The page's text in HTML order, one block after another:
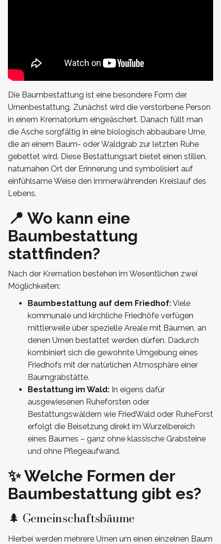
Die Baumbestattung ist eine besondere Form der
Urnenbestattung. Zunächst wird die verstorbene Person
in einem Krematorium eingeäschert. Danach füllt man
die Asche sorgfältig in eine biologisch abbaubare Urne,
die an einem Baum- oder Waldgrab zur letzten Ruhe
gebettet wird. Diese Bestattungsart bietet einen stillen,
naturnahen Ort der Erinnerung und symbolisiert auf
einfühlsame Weise den immerwährenden Kreislauf des
Lebens.
📍 Wo kann eine
Baumbestattung
stattfinden?
Nach der Kremation bestehen im Wesentlichen zwei
Möglichkeiten:
Baumbestattung auf dem Friedhof:Viele
kommunale und kirchliche Friedhöfe verfügen
mittlerweile über spezielle Areale mit Bäumen, an
denen Urnen bestattet werden dürfen. Dadurch
kombiniert sich die gewohnte Umgebung eines
Friedhofs mit der natürlichen Atmosphäre einer
Baumgrabstätte.
Bestattung im Wald: In eigens dafür
ausgewiesenen Ruheforsten oder
Bestattungswäldern wie FriedWald oder RuheForst
erfolgt die Beisetzung direkt im Wurzelbereich
eines Baumes – ganz ohne klassische Grabsteine
und ohne Pflegeaufwand.
✨ Welche Formen der
Baumbestattung gibt es?
🌲 Gemeinschaftsbäume
Hierbei werden mehrere Urnen um einen einzelnen Baum